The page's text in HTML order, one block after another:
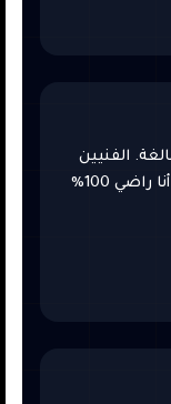
الفنيين
ودودين والعمل ممتاز والضمان كامل. أنا راضي 100%